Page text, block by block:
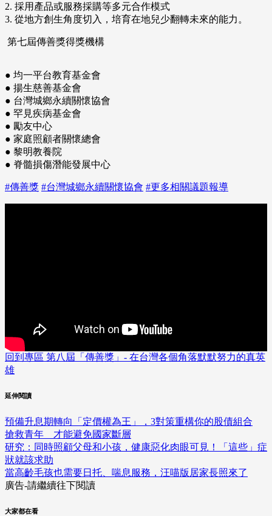
2. 採用產品或服務採購等多元合作模式
3. 從地方創生角度切入，培育在地兒少翻轉未來的能力。
第七屆傳善獎得獎機構
● 均一平台教育基金會
● 揚生慈善基金會
● 台灣城鄉永續關懷協會
● 罕見疾病基金會
● 勵友中心
● 家庭照顧者關懷總會
● 黎明教養院
● 脊髓損傷潛能發展中心
#傳善獎 #台灣城鄉永續關懷協會 #更多相關議題報導
回到專區 第八屆「傳善獎」- 在台灣各個角落默默努力的真英
雄
延伸閱讀
預備升息期轉向「定價權為王」，3對策重構你的股債組合
搶救青年 才能避免國家斷層
研究：同時照顧父母和小孩，健康惡化肉眼可見！「這些」症
狀就該求助
當高齡毛孩也需要日托、喘息服務，汪喵版居家長照來了
廣告-請繼續往下閱讀
大家都在看